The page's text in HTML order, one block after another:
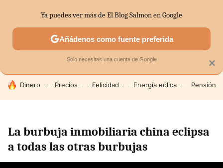
SECTORES ECONOMÍA DOMÉSTICA MERCADOS
HOY SE HABLA DE
Dinero Precios Felicidad Energía eólica Pensión
La burbuja inmobiliaria china eclipsa
a todas las otras burbujas
×
Ya puedes ver más de El Blog Salmon en Google
Añádenos como fuente preferida
Solo necesitas una cuenta de Google